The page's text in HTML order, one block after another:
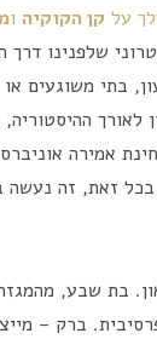
על קן הקוקיה ו
שלפנינו דרך
בתי משוגעים או
אמירה
זאת, זה נעשה
בת שבע,
ברק –